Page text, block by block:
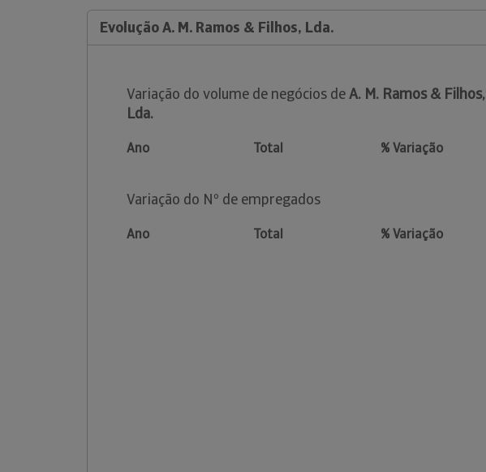
Evolução A. M. Ramos & Filhos, Lda.
Variação do volume de negócios deA. M. Ramos & Filhos,
Lda.
Ano Total % Variação
Variação do Nº de empregados
Ano Total % Variação